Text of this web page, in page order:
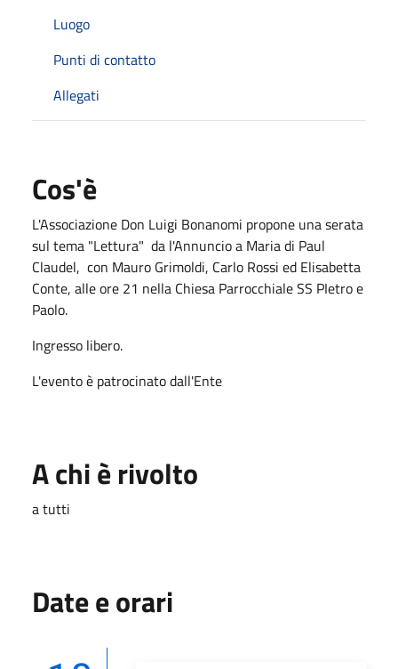
Luogo
Punti di contatto
Allegati
Cos'è
L'Associazione Don Luigi Bonanomi propone una serata
sul tema "Lettura" da l'Annuncio a Maria di Paul
Claudel, con Mauro Grimoldi, Carlo Rossi ed Elisabetta
Conte, alle ore 21 nella Chiesa Parrocchiale SS PIetro e
Paolo.
Ingresso libero.
L'evento è patrocinato dall'Ente
A chi è rivolto
a tutti
Date e orari